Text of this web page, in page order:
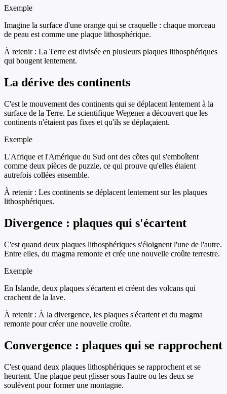
Exemple
Imagine la surface d'une orange qui se craquelle : chaque morceau
de peau est comme une plaque lithosphérique.
À retenir : La Terre est divisée en plusieurs plaques lithosphériques
qui bougent lentement.
La dérive des continents
C'est le mouvement des continents qui se déplacent lentement à la
surface de la Terre. Le scientifique Wegener a découvert que les
continents n'étaient pas fixes et qu'ils se déplaçaient.
Exemple
L'Afrique et l'Amérique du Sud ont des côtes qui s'emboîtent
comme deux pièces de puzzle, ce qui prouve qu'elles étaient
autrefois collées ensemble.
À retenir : Les continents se déplacent lentement sur les plaques
lithosphériques.
Divergence : plaques qui s'écartent
C'est quand deux plaques lithosphériques s'éloignent l'une de l'autre.
Entre elles, du magma remonte et crée une nouvelle croûte terrestre.
Exemple
En Islande, deux plaques s'écartent et créent des volcans qui
crachent de la lave.
À retenir : À la divergence, les plaques s'écartent et du magma
remonte pour créer une nouvelle croûte.
Convergence : plaques qui se rapprochent
C'est quand deux plaques lithosphériques se rapprochent et se
heurtent. Une plaque peut glisser sous l'autre ou les deux se
soulèvent pour former une montagne.